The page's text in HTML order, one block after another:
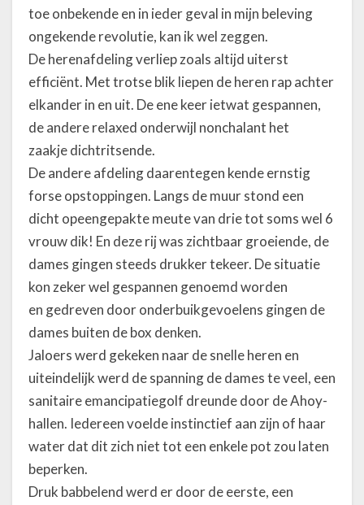
toe onbekende en in ieder geval in mijn beleving
ongekende revolutie, kan ik wel zeggen.
De herenafdeling verliep zoals altijd uiterst
efficiënt. Met trotse blik liepen de heren rap achter
elkander in en uit. De ene keer ietwat gespannen,
de andere relaxed onderwijl nonchalant het
zaakje dichtritsende.
De andere afdeling daarentegen kende ernstig
forse opstoppingen. Langs de muur stond een
dicht opeengepakte meute van drie tot soms wel 6
vrouw dik! En deze rij was zichtbaar groeiende, de
dames gingen steeds drukker tekeer. De situatie
kon zeker wel gespannen genoemd worden
en gedreven door onderbuikgevoelens gingen de
dames buiten de box denken.
Jaloers werd gekeken naar de snelle heren en
uiteindelijk werd de spanning de dames te veel, een
sanitaire emancipatiegolf dreunde door de Ahoy-
hallen. Iedereen voelde instinctief aan zijn of haar
water dat dit zich niet tot een enkele pot zou laten
beperken.
Druk babbelend werd er door de eerste, een